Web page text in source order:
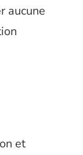
aucune
et